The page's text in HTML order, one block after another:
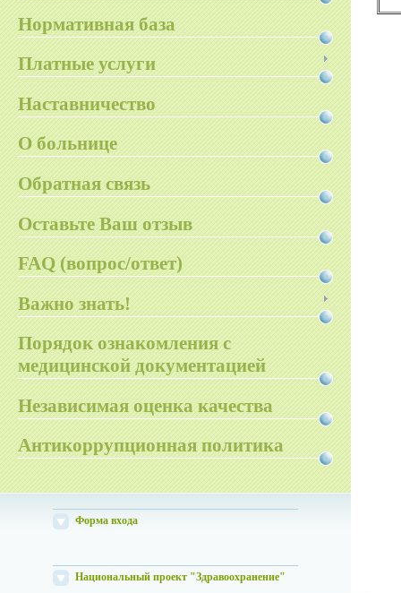
Нормативная база
Платные услуги
Наставничество
О больнице
Обратная связь
Оставьте Ваш отзыв
FAQ (вопрос/ответ)
Важно знать!
Порядок ознакомления с
медицинской документацией
Независимая оценка качества
Антикоррупционная политика
Форма входа
Национальный проект "Здравоохранение"